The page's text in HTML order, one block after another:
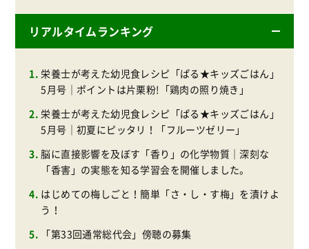
リアルタイムランキング
栄養士が考えた幼児食レシピ「ぱる★キッズごはん」
5月号｜ポイントは片栗粉!「鶏肉の照り焼き」
栄養士が考えた幼児食レシピ「ぱる★キッズごはん」
5月号｜初夏にピッタリ！「フルーツゼリー」
脳に直接影響を及ぼす「香り」の化学物質｜深刻な
「香害」の実態を知る学習会を開催しました。
はじめての梅しごと！簡単「さ・し・す梅」を漬けよ
う！
「第33回通常総代会」傍聴の募集